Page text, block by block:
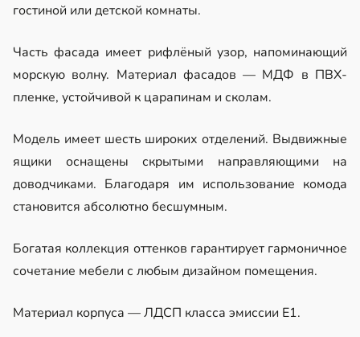
гостиной или детской комнаты.
Часть фасада имеет рифлёный узор, напоминающий
морскую волну. Материал фасадов — МДФ в ПВХ-
пленке, устойчивой к царапинам и сколам.
Модель имеет шесть широких отделений. Выдвижные
ящики оснащены скрытыми направляющими на
доводчиками. Благодаря им использование комода
становится абсолютно бесшумным.
Богатая коллекция оттенков гарантирует гармоничное
сочетание мебели с любым дизайном помещения.
Материал корпуса — ЛДСП класса эмиссии Е1.